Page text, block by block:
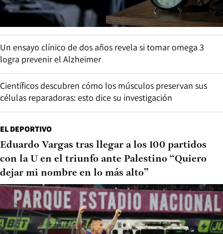
Un ensayo clínico de dos años revela si tomar omega 3
logra prevenir el Alzheimer
Científicos descubren cómo los músculos preservan sus
células reparadoras: esto dice su investigación
EL DEPORTIVO
Eduardo Vargas tras llegar a los 100 partidos
con la U en el triunfo ante Palestino “Quiero
dejar mi nombre en lo más alto”